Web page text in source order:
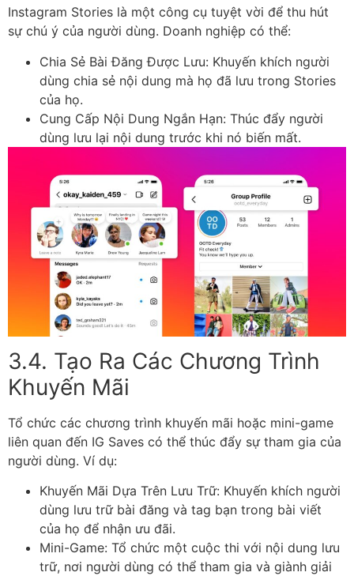
Instagram Stories là một công cụ tuyệt vời để thu hút
sự chú ý của người dùng. Doanh nghiệp có thể:
Chia Sẻ Bài Đăng Được Lưu: Khuyến khích người
dùng chia sẻ nội dung mà họ đã lưu trong Stories
của họ.
Cung Cấp Nội Dung Ngắn Hạn: Thúc đẩy người
dùng lưu lại nội dung trước khi nó biến mất.
3.4. Tạo Ra Các Chương Trình
Khuyến Mãi
Tổ chức các chương trình khuyến mãi hoặc mini-game
liên quan đến IG Saves có thể thúc đẩy sự tham gia của
người dùng. Ví dụ:
Khuyến Mãi Dựa Trên Lưu Trữ: Khuyến khích người
dùng lưu trữ bài đăng và tag bạn trong bài viết
của họ để nhận ưu đãi.
Mini-Game: Tổ chức một cuộc thi với nội dung lưu
trữ, nơi người dùng có thể tham gia và giành giải